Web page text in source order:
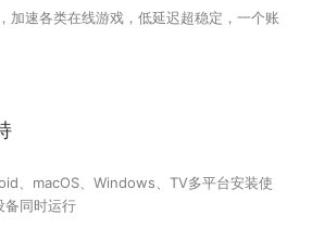
加速各类在线游戏，低延迟超稳定，一个账
、macOS、Windows、TV多平台安装使
备同时运行